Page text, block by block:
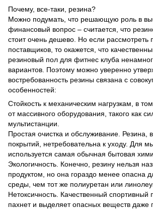
Почему, все-таки, резина?
Можно подумать, что решающую роль в
финансовый вопрос – считается, что
стоит очень дешево. Но если рассмотреть
поставщиков, то окажется, что
резиновый пол для фитнес клуба
вариантов. Поэтому можно уверенно
востребованность резины связана с
особенностей:
Стойкость к механическим нагрузкам, в
от массивного оборудования, такого как
мультистанции.
Простая очистка и обслуживание. Резина,
покрытий, нетребовательна к уходу. Для
используется самая обычная бытовая
Экологичность. Конечно, резину нельзя
продуктом, но она гораздо менее опасна
среды, чем тот же полиуретан или
Нетоксичность. Качественный спортивный
пахнет и выделяет опасных веществ даже